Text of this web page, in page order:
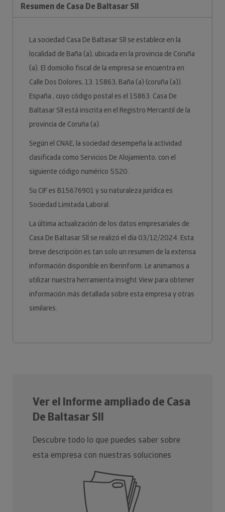
Resumen de Casa De Baltasar Sll
La sociedad Casa De Baltasar Sll se establece en la
localidad de Baña (a), ubicada en la provincia de Coruña
(a). El domicilio fiscal de la empresa se encuentra en
Calle Dos Dolores, 13. 15863, Baña (a) (coruña (a)).
España., cuyo código postal es el 15863. Casa De
Baltasar Sll está inscrita en el Registro Mercantil de la
provincia de Coruña (a).
Según el CNAE, la sociedad desempeña la actividad
clasificada como Servicios De Alojamiento, con el
siguiente código numérico 5520.
Su CIF es B15676901 y su naturaleza jurídica es
Sociedad Limitada Laboral.
La última actualización de los datos empresariales de
Casa De Baltasar Sll se realizó el día 03/12/2024. Esta
breve descripción es tan solo un resumen de la extensa
información disponible en Iberinform. Le animamos a
utilizar nuestra herramienta Insight View para obtener
información más detallada sobre esta empresa y otras
similares.
Ver el Informe ampliado de Casa
De Baltasar Sll
Descubre todo lo que puedes saber sobre
esta empresa con nuestras soluciones